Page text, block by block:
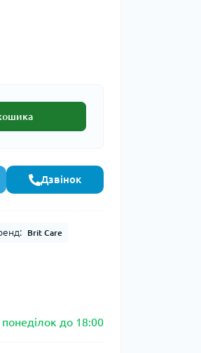
Дзвінок
Brit Care
понеділок до 18:00